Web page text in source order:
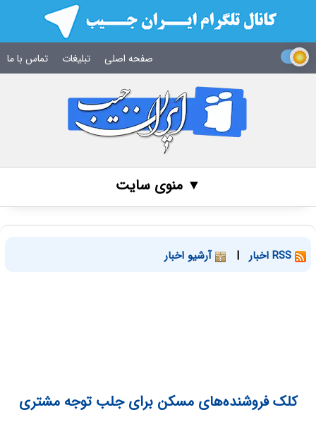
صفحه اصلی تبلیغات تماس با ما
▼ منوی سایت
| آرشیو اخبار
کلک فروشنده‌های مسکن برای جلب توجه مشتری